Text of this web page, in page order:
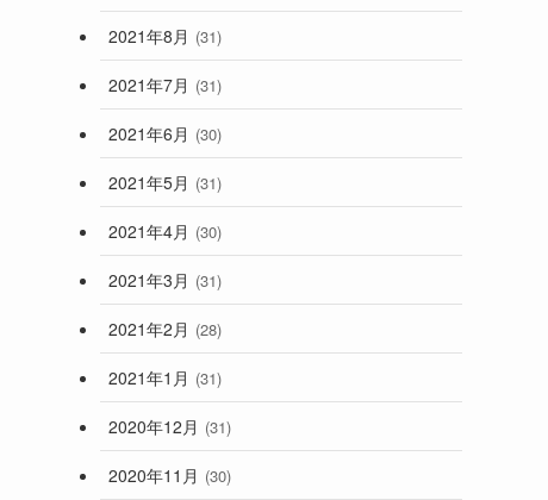
2021年8月 (31)
2021年7月 (31)
2021年6月 (30)
2021年5月 (31)
2021年4月 (30)
2021年3月 (31)
2021年2月 (28)
2021年1月 (31)
2020年12月 (31)
2020年11月 (30)